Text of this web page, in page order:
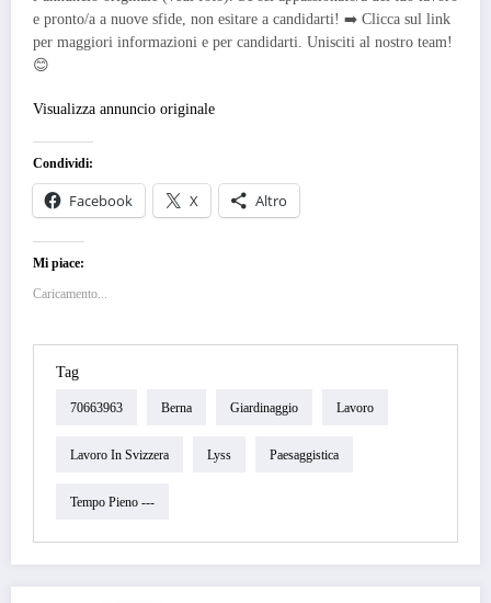
e pronto/a a nuove sfide, non esitare a candidarti! ➡️ Clicca sul link
per maggiori informazioni e per candidarti. Unisciti al nostro team!
😊
Visualizza annuncio originale
Condividi:
Facebook X Altro
Mi piace:
Caricamento...
Tag
70663963 Berna Giardinaggio Lavoro
Lavoro In Svizzera Lyss Paesaggistica
Tempo Pieno ---